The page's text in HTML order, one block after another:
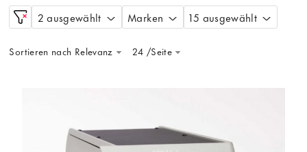
2 ausgewählt Marken 15 ausgewählt
Sortieren nach Relevanz 24 /Seite